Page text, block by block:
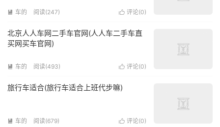
 车的 阅读(247)  评论(0)
北京人人车网二手车官网(人人车二手车直
买网买车官网)
 车的 阅读(493)  评论(0)
旅行车适合(旅行车适合上班代步嘛)
 车的 阅读(679)  评论(0)